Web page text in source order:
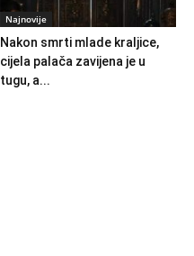
Najnovije
Nakon smrti mlade kraljice,
cijela palača zavijena je u
tugu, a...